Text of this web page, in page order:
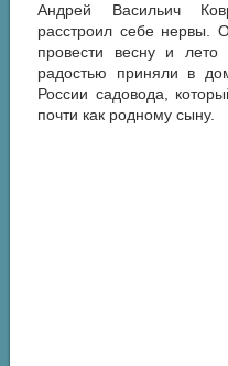
Андрей Васильич
расстроил себе нервы.
провести весну и
радостью приняли в
России садовода,
почти как родному сыну.